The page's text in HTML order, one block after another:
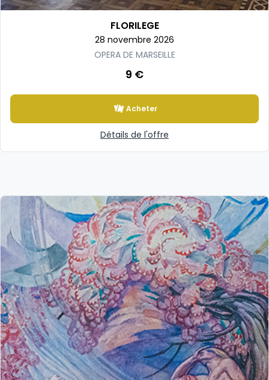
FLORILEGE
28 novembre 2026
OPERA DE MARSEILLE
9 €
Acheter
Détails de l'offre